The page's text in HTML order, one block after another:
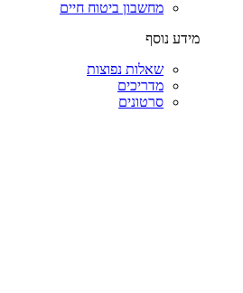
מחשבון ביטוח חיים
מידע נוסף
שאלות נפוצות
מדריכים
סרטונים